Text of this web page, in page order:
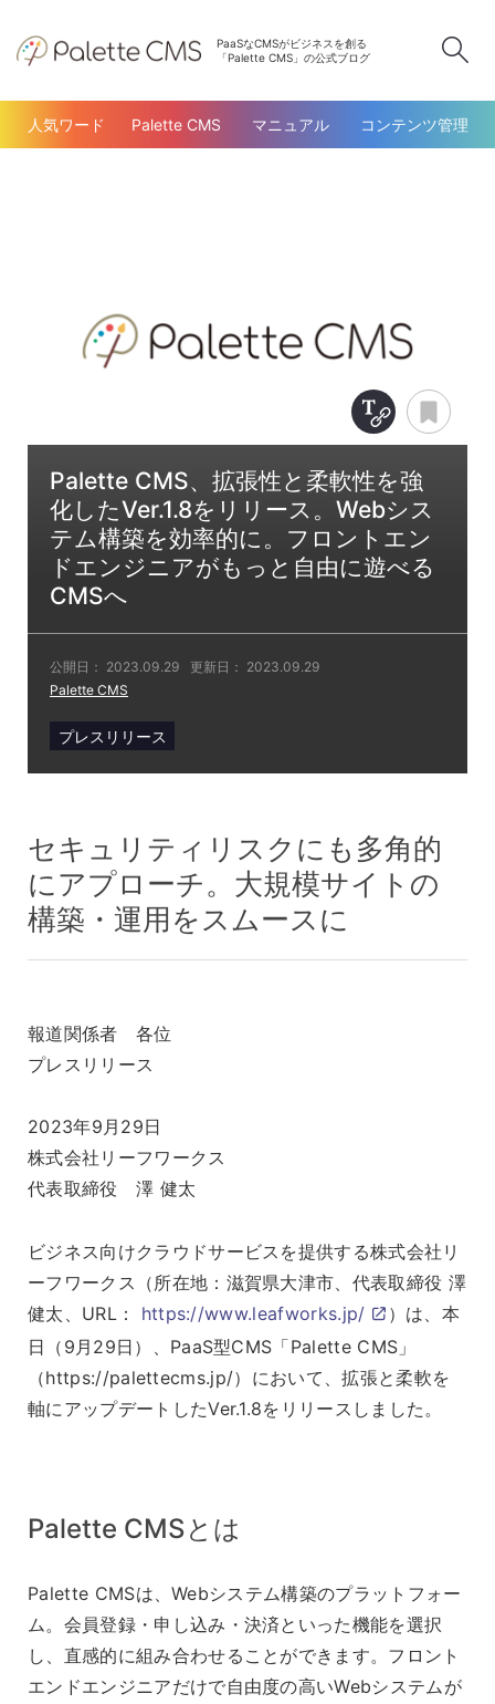
PaaSなCMSがビジネスを創る
「Palette CMS」の公式ブログ
人気ワード Palette CMS マニュアル コンテンツ管理
Palette CMS、拡張性と柔軟性を強
化したVer.1.8をリリース。Webシス
テム構築を効率的に。フロントエン
ドエンジニアがもっと自由に遊べる
CMSへ
公開日： 2023.09.29 更新日： 2023.09.29
Palette CMS
Copy Title &
プレスリリース
セキュリティリスクにも多角的
にアプローチ。大規模サイトの
構築・運用をスムースに
報道関係者 各位
プレスリリース
2023年9月29日
株式会社リーフワークス
代表取締役 澤 健太
ビジネス向けクラウドサービスを提供する株式会社リ
ーフワークス（所在地：滋賀県大津市、代表取締役 澤
健太、URL： https://www.leafworks.jp/
）は、本
日（9月29日）、PaaS型CMS「Palette CMS」
（https://palettecms.jp/）において、拡張と柔軟を
軸にアップデートしたVer.1.8をリリースしました。
Palette CMSとは
Palette CMSは、Webシステム構築のプラットフォー
ム。会員登録・申し込み・決済といった機能を選択
し、直感的に組み合わせることができます。フロント
エンドエンジニアだけで自由度の高いWebシステムが